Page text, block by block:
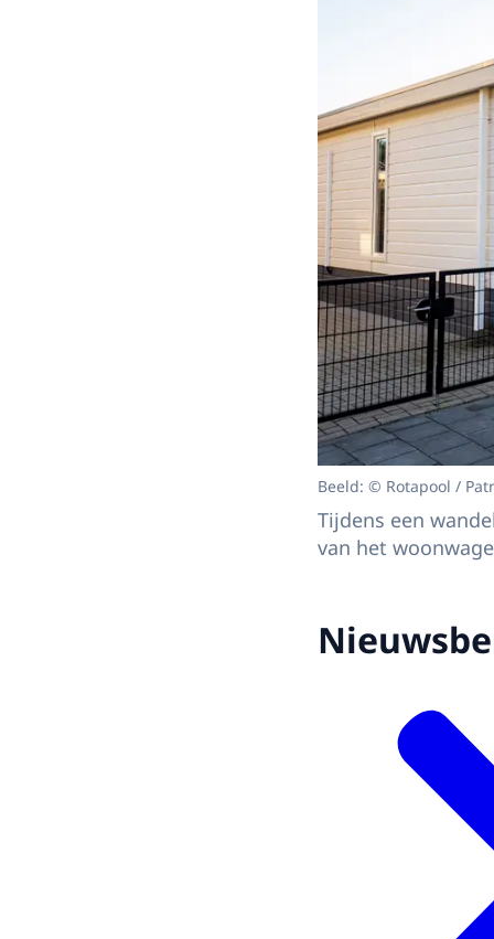
Beeld: © Rotapool /
Tijdens een
van het